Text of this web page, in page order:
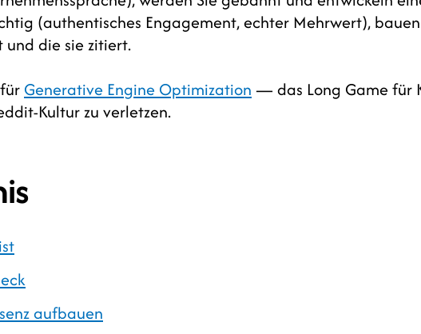
(authentisches Engagement, echter Mehrwert),
und die sie zitiert.
Generative Engine Optimization — das Long Game für
Kultur zu verletzen.
aufbauen